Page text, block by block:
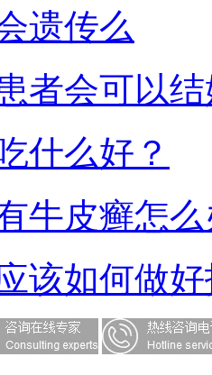
遗传么
者会可以
什么好？
牛皮癣怎
该如何做